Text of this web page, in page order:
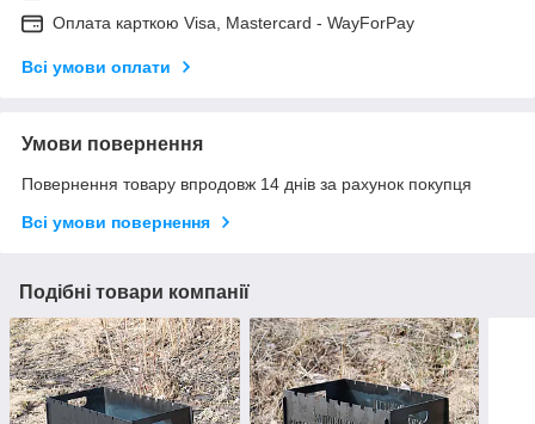
Оплата карткою Visa, Mastercard - WayForPay
Всі умови оплати
Умови повернення
Повернення товару впродовж 14 днів за рахунок покупця
Всі умови повернення
Подібні товари компанії